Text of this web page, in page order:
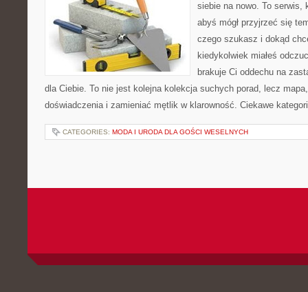
siebie na nowo. To serwis,
abyś mógł przyjrzeć się
czego szukasz i dokąd
kiedykolwiek miałeś
brakuje Ci oddechu na
dla Ciebie. To nie jest kolejna kolekcja suchych porad, lecz
doświadczenia i zamieniać mętlik w klarowność. Ciekawe
CATEGORIES: MODA I URODA DLA GOŚCI WESELNYCH